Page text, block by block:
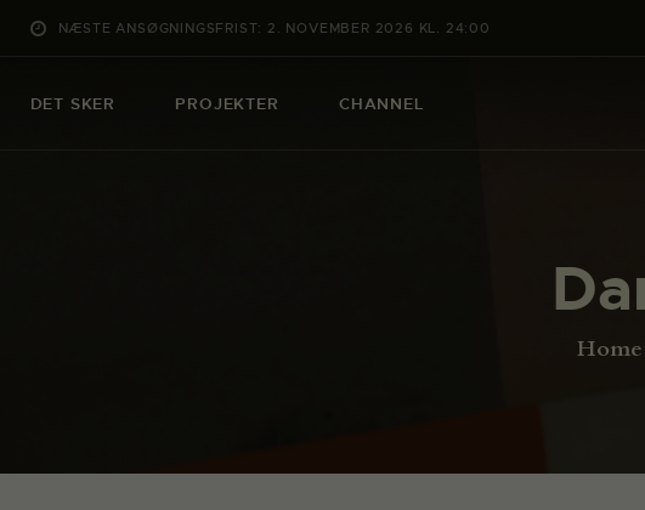
NÆSTE ANSØGNINGSFRIST: 2. NOVEMBER 2026 KL. 24:00
DET SKER PROJEKTER CHANNEL
Home
OM